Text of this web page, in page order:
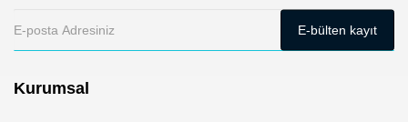
Kurumsal